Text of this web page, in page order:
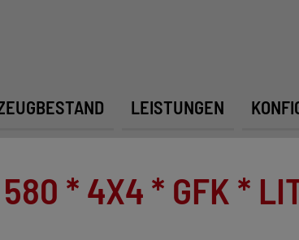
LEISTUNGEN
* 4X4 * GFK *